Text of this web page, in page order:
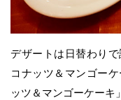
デザートは日替わり
コナッツ＆マンゴー
ッツ＆マンゴーケーキ